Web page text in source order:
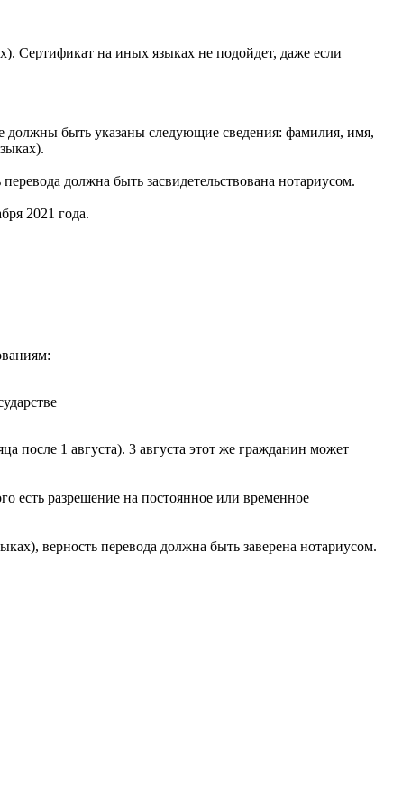
Сертификат на иных языках не подойдет, даже если
должны быть указаны следующие сведения: фамилия, имя,
должна быть засвидетельствована нотариусом.
2021 года.
после 1 августа). 3 августа этот же гражданин может
есть разрешение на постоянное или временное
верность перевода должна быть заверена нотариусом.